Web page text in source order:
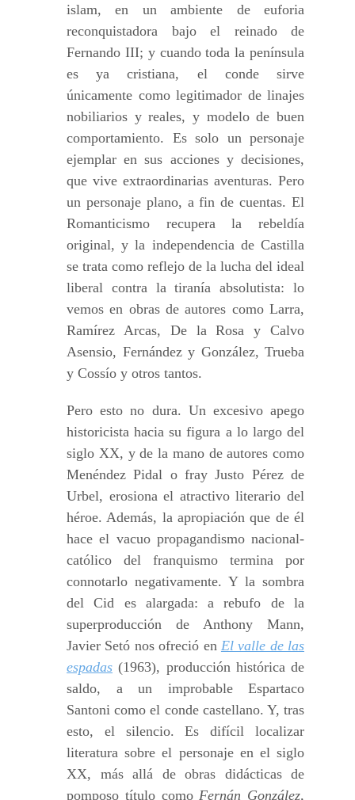
islam, en un ambiente de euforia
reconquistadora bajo el reinado de
Fernando III; y cuando toda la península
es ya cristiana, el conde sirve
únicamente como legitimador de linajes
nobiliarios y reales, y modelo de buen
comportamiento. Es solo un personaje
ejemplar en sus acciones y decisiones,
que vive extraordinarias aventuras. Pero
un personaje plano, a fin de cuentas. El
Romanticismo recupera la rebeldía
original, y la independencia de Castilla
se trata como reflejo de la lucha del ideal
liberal contra la tiranía absolutista: lo
vemos en obras de autores como Larra,
Ramírez Arcas, De la Rosa y Calvo
Asensio, Fernández y González, Trueba
y Cossío y otros tantos.
Pero esto no dura. Un excesivo apego
historicista hacia su figura a lo largo del
siglo XX, y de la mano de autores como
Menéndez Pidal o fray Justo Pérez de
Urbel, erosiona el atractivo literario del
héroe. Además, la apropiación que de él
hace el vacuo propagandismo nacional-
católico del franquismo termina por
connotarlo negativamente. Y la sombra
del Cid es alargada: a rebufo de la
superproducción de Anthony Mann,
Javier Setó nos ofreció en El valle de las
espadas (1963), producción histórica de
saldo, a un improbable Espartaco
Santoni como el conde castellano. Y, tras
esto, el silencio. Es difícil localizar
literatura sobre el personaje en el siglo
XX, más allá de obras didácticas de
pomposo título como Fernán González,